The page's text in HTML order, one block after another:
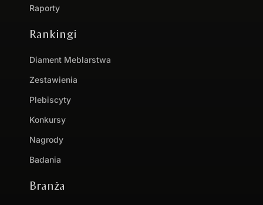
Raporty
Rankingi
Diament Meblarstwa
Zestawienia
Plebiscyty
Konkursy
Nagrody
Badania
Branża